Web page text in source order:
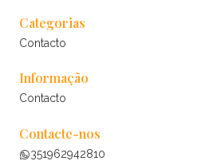
Categorias
Contacto
Informação
Contacto
Contacte-nos
351962942810